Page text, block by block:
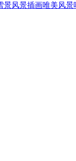
景风景插画唯美风景